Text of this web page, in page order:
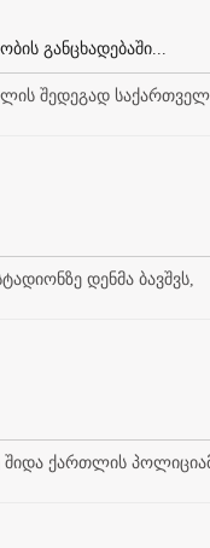
განცხადებაში...
შედეგად
დენმა ბავშვს,
ქართლის